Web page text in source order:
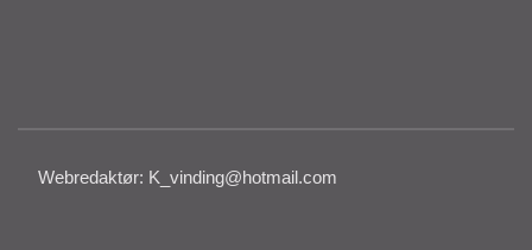
Webredaktør: K_vinding@hotmail.com